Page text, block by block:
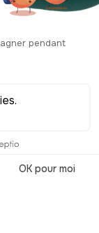
de-la-
los
años
ser